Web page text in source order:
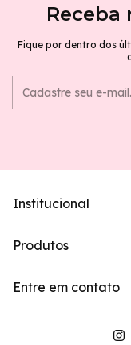
Receba
Fique por dentro dos
Institucional
Produtos
Entre em contato